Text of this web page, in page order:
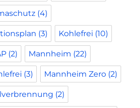
(4)
(3) Kohlefrei (10)
(2) Mannheim (22)
(3) Mannheim Zero (2)
(2)